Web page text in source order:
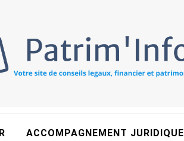
ACCOMPAGNEMENT JURIDIQUE